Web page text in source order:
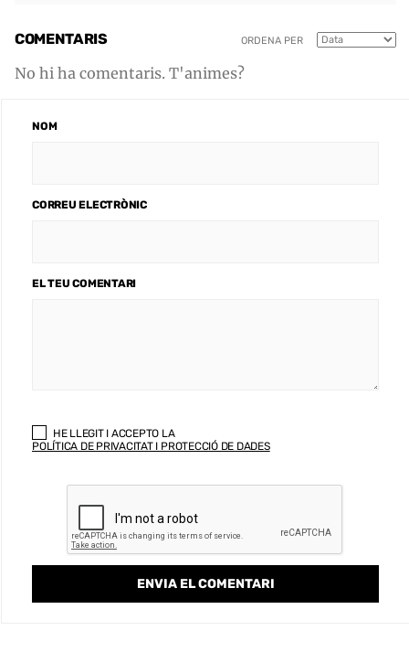
COMENTARIS ORDENA PER
No hi ha comentaris. T'animes?
NOM
CORREU ELECTRÒNIC
EL TEU COMENTARI
HE LLEGIT I ACCEPTO LA
POLÍTICA DE PRIVACITAT I PROTECCIÓ DE DADES